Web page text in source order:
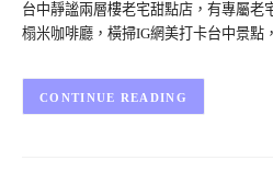
台中靜謐兩層樓老宅甜點店，有專屬老
榻米咖啡廳，橫掃IG網美打卡台中景點
CONTINUE READING